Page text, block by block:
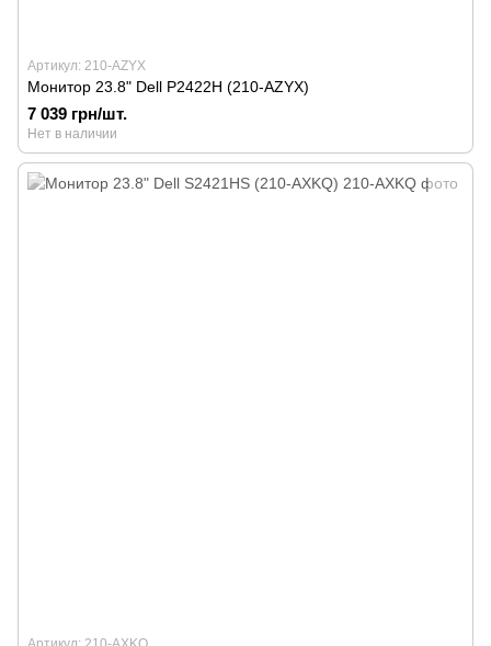
Артикул: 210-AZYX
Монитор 23.8" Dell P2422H (210-AZYX)
7 039 грн/шт.
Нет в наличии